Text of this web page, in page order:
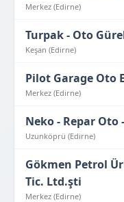
Merkez (Edirne)
Turpak - Oto
Keşan (Edirne)
Pilot Garage Oto
Merkez (Edirne)
Neko - Repar
Uzunköprü (Edirne)
Gökmen Petrol
Tic. Ltd.şti
Merkez (Edirne)